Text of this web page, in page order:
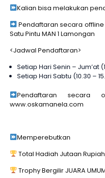
Kalian bisa melakukan
Pendaftaran secara
Satu Pintu MAN 1 Lamongan
<Jadwal Pendaftaran>
Setiap Hari Senin – Jum’at
Setiap Hari Sabtu (10.30 –
Pendaftaran secara
www.oskamanela.com
Memperebutkan
Total Hadiah Jutaan Rupiah
Trophy Bergilir JUARA